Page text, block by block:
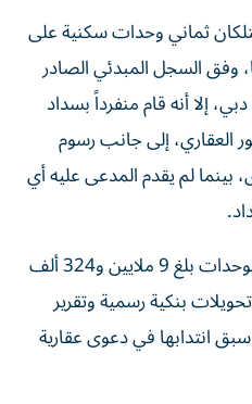
ثماني وحدات سكنية على
منهما، وفق السجل المبدئي الصادر
إلا أنه قام منفرداً بسداد
العقاري، إلى جانب رسوم
بينما لم يقدم المدعى عليه أي
وبين أن إجمالي ما سدده عن الوحدات بلغ 9 ملايين و324 ألف
بنكية رسمية وتقرير
انتدابها في دعوى عقارية